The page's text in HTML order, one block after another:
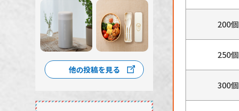
他の投稿を見る
200個
250個
300個